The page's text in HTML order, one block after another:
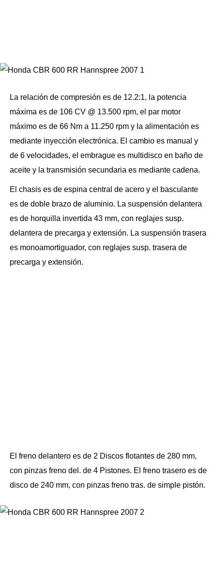
La relación de compresión es de 12.2:1, la potencia
máxima es de 106 CV @ 13.500 rpm, el par motor
máximo es de 66 Nm a 11.250 rpm y la alimentación es
mediante inyección electrónica. El cambio es manual y
de 6 velocidades, el embrague es multidisco en baño de
aceite y la transmisión secundaria es mediante cadena.
El chasis es de espina central de acero y el basculante
es de doble brazo de aluminio. La suspensión delantera
es de horquilla invertida 43 mm, con reglajes susp.
delantera de precarga y extensión. La suspensión trasera
es monoamortiguador, con reglajes susp. trasera de
precarga y extensión.
El freno delantero es de 2 Discos flotantes de 280 mm,
con pinzas freno del. de 4 Pistones. El freno trasero es de
disco de 240 mm, con pinzas freno tras. de simple pistón.